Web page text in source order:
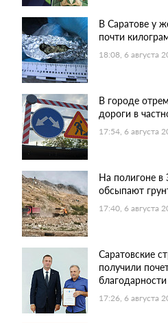
В Саратове у
почти
18:08, 6 августа
В городе
дороги в
17:54, 6 августа
На полигоне в
обсыпают
17:40, 6 августа
Саратовские
получили
17:26, 6 августа